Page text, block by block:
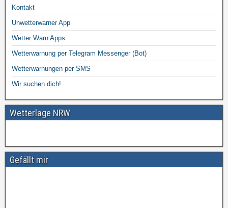
Kontakt
Unwetterwarner App
Wetter Warn Apps
Wetterwarnung per Telegram Messenger (Bot)
Wetterwarnungen per SMS
Wir suchen dich!
Wetterlage NRW
Gefällt mir